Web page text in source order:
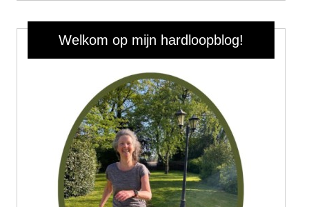
Welkom op mijn hardloopblog!